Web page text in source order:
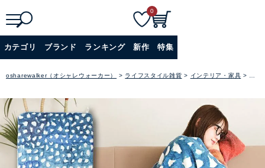
詳細検索
0
カテゴリ ブランド ランキング 新作 特集
osharewalker（オシャレウォーカー） ライフスタイル雑貨 インテリア・家具